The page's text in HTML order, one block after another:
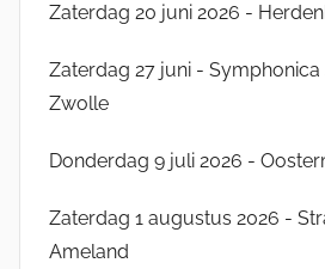
l
Zaterdag 20 juni 2026 -
Zaterdag 27 juni - Symphonica
Zwolle
Donderdag 9 juli 2026 -
Zaterdag 1 augustus 2026 -
Ameland